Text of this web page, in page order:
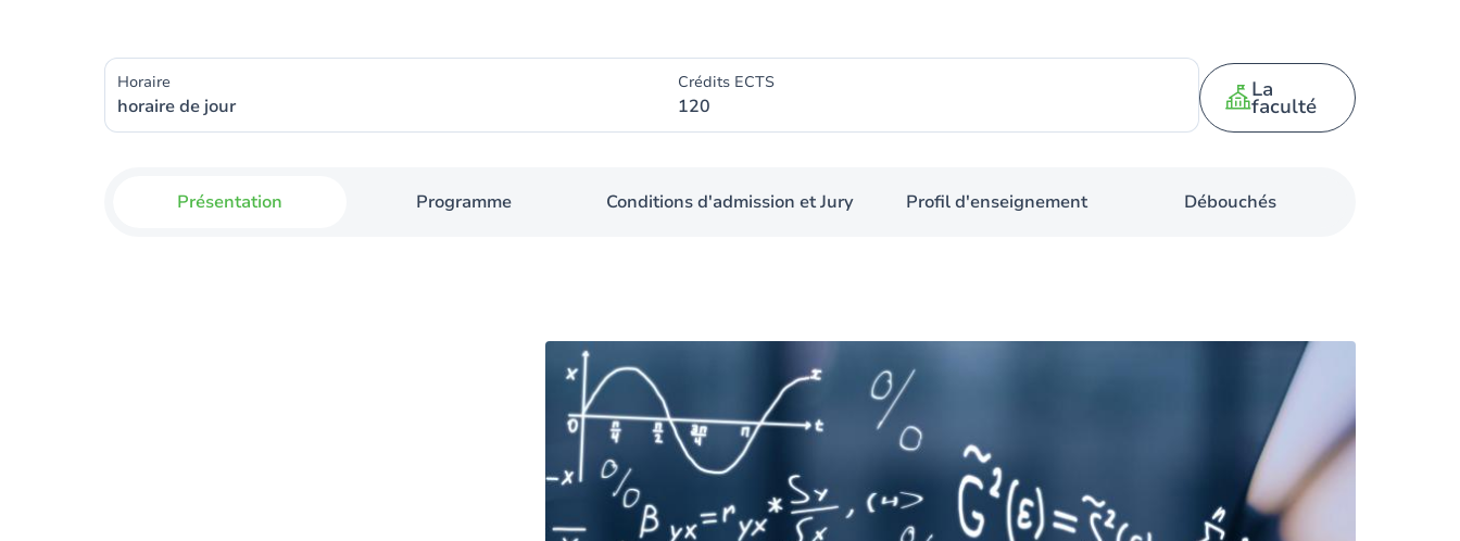
Horaire
horaire de jour
Crédits ECTS
120
La
faculté
Présentation Programme Conditions d'admission et Jury Profil d'enseignement Débouchés